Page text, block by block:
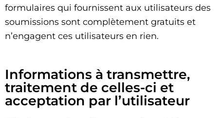
formulaires qui fournissent aux utilisateurs des
soumissions sont complètement gratuits et
n’engagent ces utilisateurs en rien.
Informations à transmettre,
traitement de celles-ci et
acceptation par l’utilisateur